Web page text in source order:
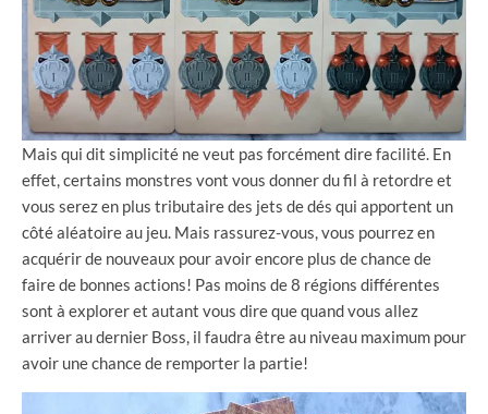
Mais qui dit simplicité ne veut pas forcément dire facilité. En
effet, certains monstres vont vous donner du fil à retordre et
vous serez en plus tributaire des jets de dés qui apportent un
côté aléatoire au jeu. Mais rassurez-vous, vous pourrez en
acquérir de nouveaux pour avoir encore plus de chance de
faire de bonnes actions! Pas moins de 8 régions différentes
sont à explorer et autant vous dire que quand vous allez
arriver au dernier Boss, il faudra être au niveau maximum pour
avoir une chance de remporter la partie!